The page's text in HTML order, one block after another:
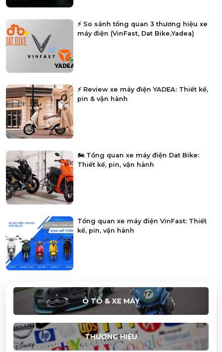
⚡ So sánh tổng quan 3 thương hiệu xe
máy điện (VinFast, Dat Bike,Yadea)
⚡ Review xe máy điện YADEA: Thiết kế,
pin & vận hành
🏍️ Tổng quan xe máy điện Dat Bike:
Thiết kế, pin, vận hành
Tổng quan xe máy điện VinFast: Thiết
kế, pin, vận hành
Ô TÔ & XE MÁY
THƯƠNG HIỆU